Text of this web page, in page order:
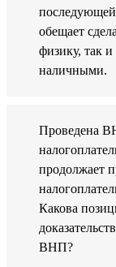
последующей
обещает
физику, так
наличными.
Проведена
продолжает
Какова
ВНП?